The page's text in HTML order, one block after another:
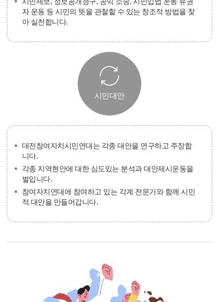
자 운동 등 시민의 뜻을 관철할 수 있는 창조적 방법을 찾
아 실천합니다.
시민대안
대전참여자치시민연대는 각종 대안을 연구하고 주장합
니다.
각종 지역현안에 대한 심도있는 분석과 대안제시운동을
벌입니다.
참여자치연대에 참여하고 있는 각계 전문가와 함께 시민
적 대안을 만들어갑니다.